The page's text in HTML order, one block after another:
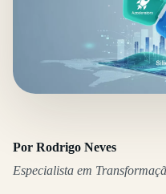
Por Rodrigo Neves
Especialista em